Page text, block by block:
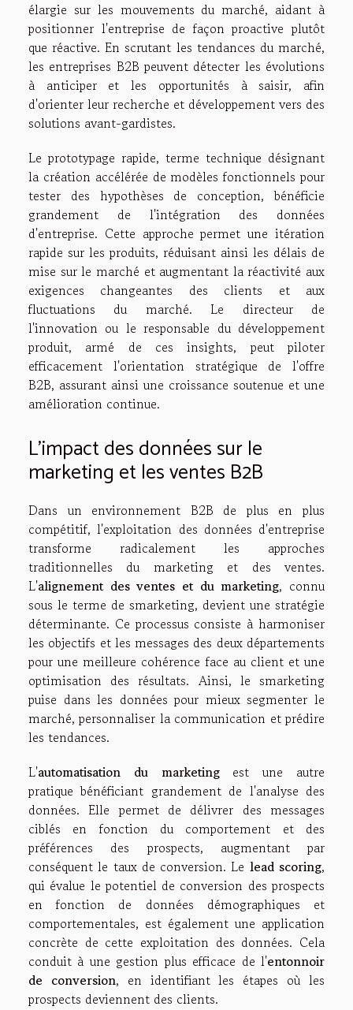
élargie sur les mouvements du marché, aidant à
positionner l'entreprise de façon proactive plutôt
que réactive. En scrutant les tendances du marché,
les entreprises B2B peuvent détecter les évolutions
à anticiper et les opportunités à saisir, afin
d'orienter leur recherche et développement vers des
solutions avant-gardistes.
Le prototypage rapide, terme technique désignant
la création accélérée de modèles fonctionnels pour
tester des hypothèses de conception, bénéficie
grandement de l'intégration des données
d'entreprise. Cette approche permet une itération
rapide sur les produits, réduisant ainsi les délais de
mise sur le marché et augmentant la réactivité aux
exigences changeantes des clients et aux
fluctuations du marché. Le directeur de
l'innovation ou le responsable du développement
produit, armé de ces insights, peut piloter
efficacement l'orientation stratégique de l'offre
B2B, assurant ainsi une croissance soutenue et une
amélioration continue.
L'impact des données sur le
marketing et les ventes B2B
Dans un environnement B2B de plus en plus
compétitif, l'exploitation des données d'entreprise
transforme radicalement les approches
traditionnelles du marketing et des ventes.
L'alignement des ventes et du marketing, connu
sous le terme de smarketing, devient une stratégie
déterminante. Ce processus consiste à harmoniser
les objectifs et les messages des deux départements
pour une meilleure cohérence face au client et une
optimisation des résultats. Ainsi, le smarketing
puise dans les données pour mieux segmenter le
marché, personnaliser la communication et prédire
les tendances.
L'automatisation du marketingest une autre
pratique bénéficiant grandement de l'analyse des
données. Elle permet de délivrer des messages
ciblés en fonction du comportement et des
préférences des prospects, augmentant par
conséquent le taux de conversion. Le lead scoring,
qui évalue le potentiel de conversion des prospects
en fonction de données démographiques et
comportementales, est également une application
concrète de cette exploitation des données. Cela
conduit à une gestion plus efficace de l'entonnoir
de conversion, en identifiant les étapes où les
prospects deviennent des clients.